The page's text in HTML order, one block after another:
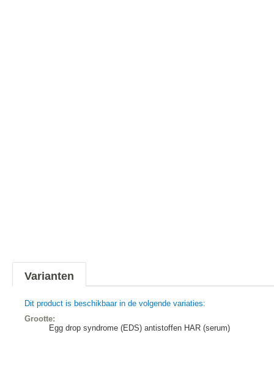
Varianten
Dit product is beschikbaar in de volgende variaties:
Grootte:
Egg drop syndrome (EDS) antistoffen HAR (serum)